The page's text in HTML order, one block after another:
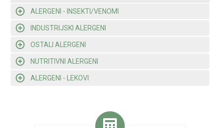
ALERGENI - INSEKTI/VENOMI
INDUSTRIJSKI ALERGENI
OSTALI ALERGENI
NUTRITIVNI ALERGENI
ALERGENI - LEKOVI